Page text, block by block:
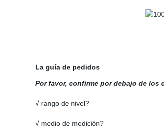
La guía de pedidos
Por favor, confirme por debajo de los
√ rango de nivel?
√ medio de medición?